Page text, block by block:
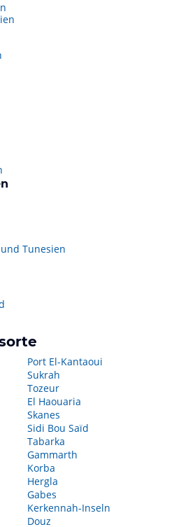
Tunesien
Port El-Kantaoui
Sukrah
Tozeur
El Haouaria
Skanes
Sidi Bou Saïd
Tabarka
Gammarth
Korba
Hergla
Gabes
Kerkennah-Inseln
Douz